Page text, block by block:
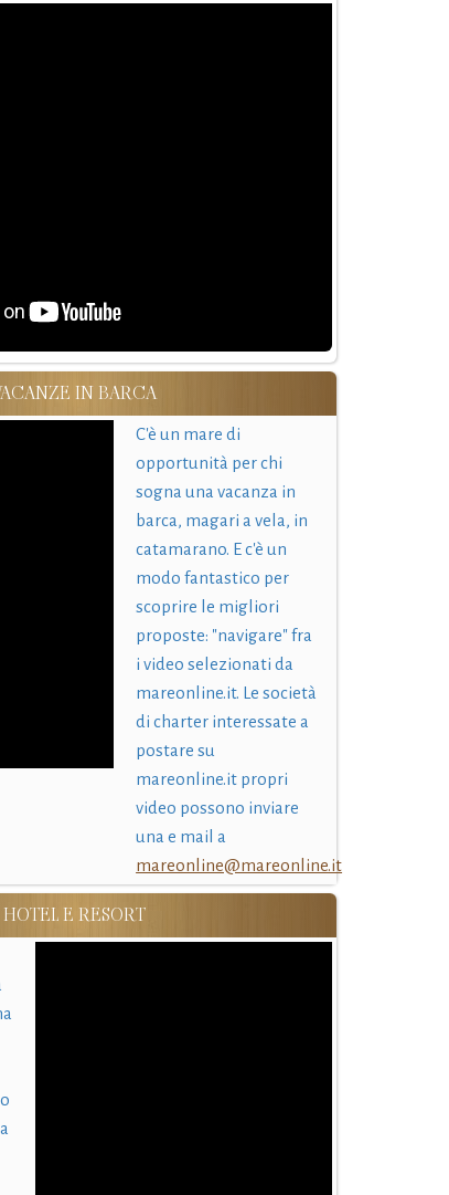
IN BARCA
C'è un mare di
opportunità per chi
sogna una vacanza in
barca, magari a vela, in
catamarano. E c'è un
modo fantastico per
scoprire le migliori
proposte: "navigare" fra
i video selezionati da
mareonline.it. Le società
di charter interessate a
postare su
mareonline.it propri
video possono inviare
una e mail a
mareonline@mareonline.it
HOTEL E RESORT